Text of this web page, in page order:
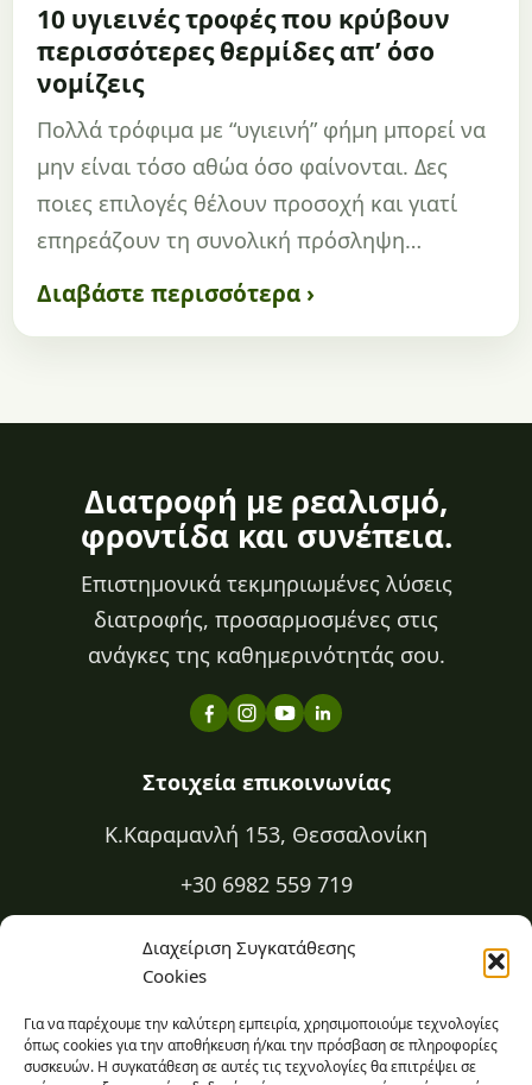
Διαχείριση Συγκατάθεσης
Cookies
Για να παρέχουμε την καλύτερη εμπειρία, χρησιμοποιούμε τεχνολογίες
όπως cookies για την αποθήκευση ή/και την πρόσβαση σε πληροφορίες
συσκευών. Η συγκατάθεση σε αυτές τις τεχνολογίες θα επιτρέψει σε
10 υγιεινές τροφές που κρύβουν
περισσότερες θερμίδες απ’ όσο
νομίζεις
Πολλά τρόφιμα με “υγιεινή” φήμη μπορεί να
μην είναι τόσο αθώα όσο φαίνονται. Δες
ποιες επιλογές θέλουν προσοχή και γιατί
επηρεάζουν τη συνολική πρόσληψη…
Διαβάστε περισσότερα ›
Διατροφή με ρεαλισμό,
φροντίδα και συνέπεια.
Επιστημονικά τεκμηριωμένες λύσεις
διατροφής, προσαρμοσμένες στις
ανάγκες της καθημερινότητάς σου.
Στοιχεία επικοινωνίας
Κ.Καραμανλή 153, Θεσσαλονίκη
+30 6982 559 719
+30 2310 334 883
kapa@kapadiatrofi.gr
Είμαι online 24/7